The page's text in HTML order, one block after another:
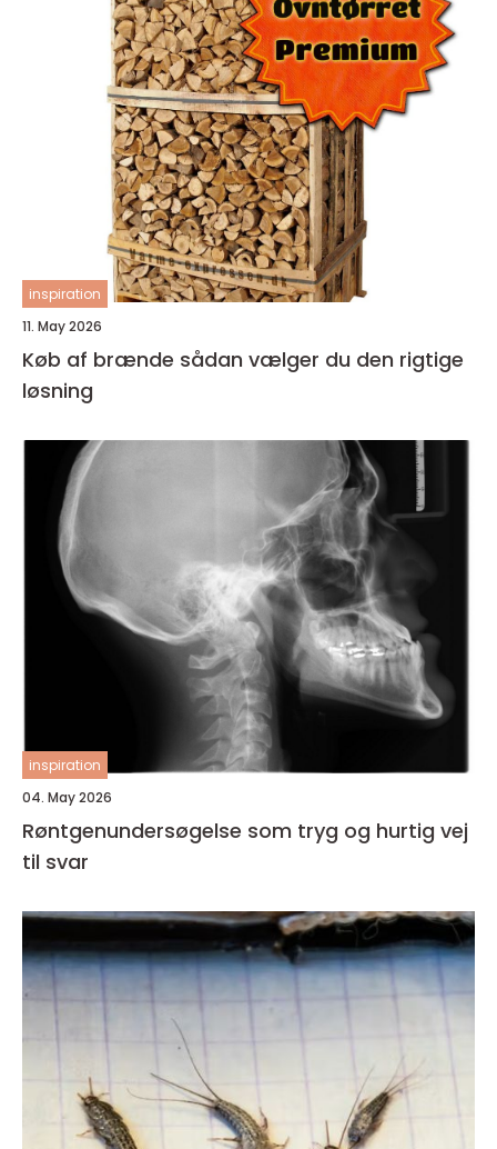
inspiration
11. May 2026
Køb af brænde sådan vælger du den rigtige
løsning
inspiration
04. May 2026
Røntgenundersøgelse som tryg og hurtig vej
til svar